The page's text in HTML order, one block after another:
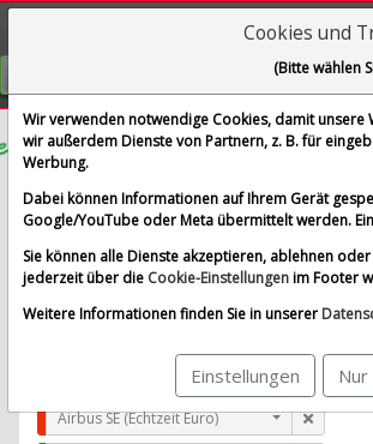
Commscope Holding Co.
im Vergleich mit Airbus SE, Allianz
Commscope Holding Co. Inc. (Echtzeit USD)
Airbus SE (Echtzeit Euro)
Cookies und
(Bitte wählen
Wir verwenden notwendige Cookies, damit
wir außerdem Dienste von Partnern, z. B. für
Werbung.
Dabei können Informationen auf Ihrem Gerät
Google/YouTube oder Meta übermittelt werden.
Sie können alle Dienste akzeptieren, ablehnen
jederzeit über die Cookie-Einstellungenim Footer
Weitere Informationen finden Sie in unserer
Einstellungen